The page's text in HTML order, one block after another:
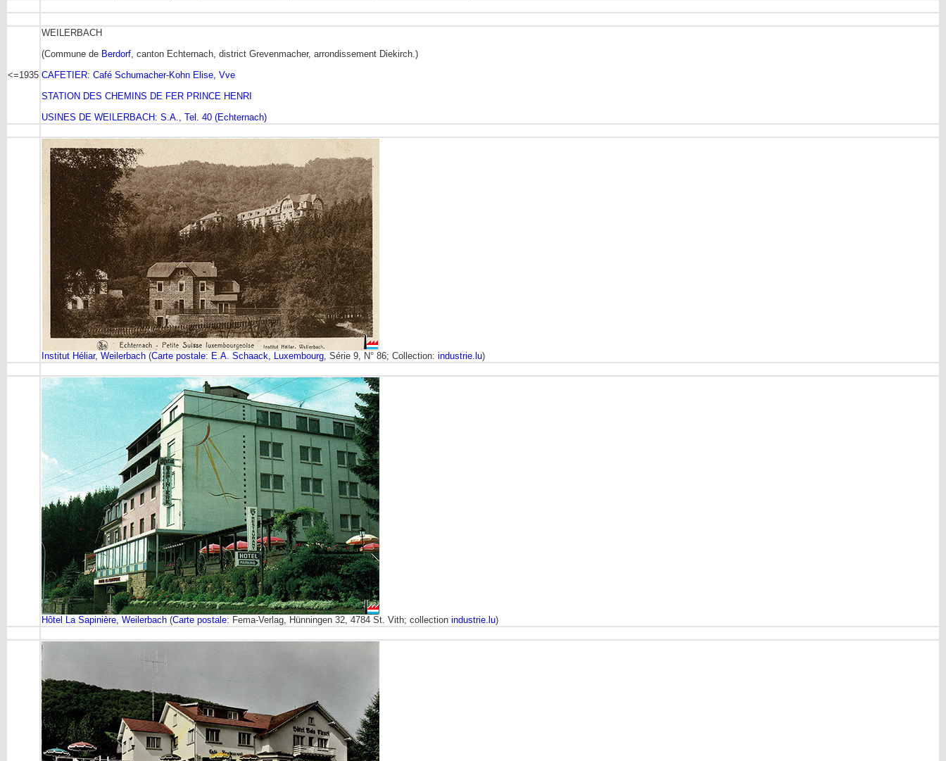
<=1935
WEILERBACH
(Commune de Berdorf, canton Echternach, district Grevenmacher, arrondissement Diekirch.)
CAFETIER: Café Schumacher-Kohn Elise, Vve
STATION DES CHEMINS DE FER PRINCE HENRI
USINES DE WEILERBACH: S.A., Tel. 40 (Echternach)
Institut Héliar, Weilerbach (Carte postale: E.A. Schaack, Luxembourg, Série 9, N° 86; Collection: industrie.lu)
Hôtel La Sapinière, Weilerbach (Carte postale: Fema-Verlag, Hünningen 32, 4784 St. Vith; collection industrie.lu)